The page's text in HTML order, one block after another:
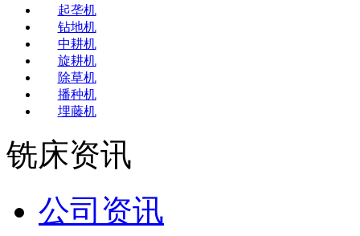
起垄机
钻地机
中耕机
旋耕机
除草机
播种机
埋藤机
铣床资讯
公司资讯